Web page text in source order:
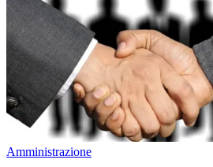
Amministrazione